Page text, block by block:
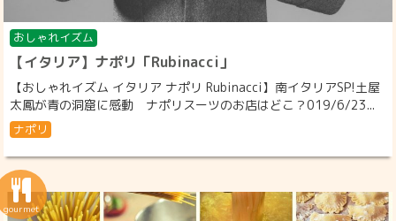
おしゃれイズム
【イタリア】ナポリ「Rubinacci」
【おしゃれイズム イタリア ナポリ Rubinacci】南イタリアSP!土屋
太鳳が青の洞窟に感動 ナポリスーツのお店はどこ？019/6/23...
ナポリ